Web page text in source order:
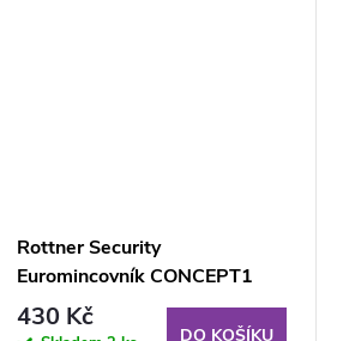
Rottner Security
Euromincovník CONCEPT1
modrá
430 Kč
DO KOŠÍKU